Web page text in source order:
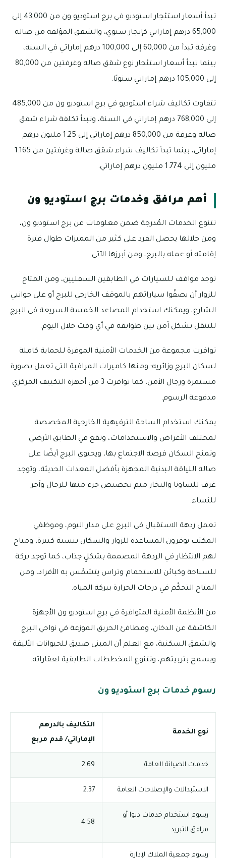
تبدأ أسعار استئجار استوديو في برج استوديو ون من 43,000 إلى
65,000 درهم إماراتي كإيجار سنوي، والشقق المؤلفة من صالة
وغرفة تبدأ من 60,000 إلى 100,000 درهم إماراتي في السنة،
بينما تبدأ أسعار استئجار نوع شقق صالة وغرفتين من 80,000
إلى 105,000 درهم إماراتي سنويًا.
تتفاوت تكاليف شراء استوديو في برج استوديو ون من 485,000
إلى 768,000 درهم إماراتي في السنة، وتبدأ تكلفة شراء شقق
صالة وغرفة من 850,000 درهم إماراتي إلى 1.25 مليون درهم
إماراتي، بينما تبدأ تكاليف شراء شقق صالة وغرفتين من 1.165
مليون إلى 1.774 مليون درهم إماراتي.
أهم مرافق وخدمات برج استوديو ون
تتنوع الخدمات المُدرجة ضمن معلومات عن برج استوديو ون،
ومن خلالها يحصل الفرد على كثير من المميزات طوال فترة
إقامته أو عمله بالبرج، ومن أبرزها الآتي:
توجد مواقف للسيارات في الطابقين السفليين، ومن المتاح
للزوار أن يصفّوا سياراتهم بالموقف الخارجي للبرج أو على جوانبي
الشارع، ويمكنك استخدام المصاعد الخمسة السريعة في البرج
للتنقل بشكل آمن بين طوابقه في أي وقت خلال اليوم.
توافرت مجموعة من الخدمات الأمنية الموفرة للحماية كاملة
لسكان البرج وزائريه؛ ومنها كاميرات المراقبة التي تعمل بصورة
مستمرة ورجال الأمن، كما توافرت 3 من أجهزة التكييف المركزي
مدفوعة الرسوم.
يمكنك استخدام الساحة الترفيهية الخارجية المخصصة
لمختلف الأغراض والاستخدامات، وتقع في الطابق الأرضي
وتمنح السكان فرصة الاجتماع بها، ويحتوي البرج أيضًا على
صالة اللياقة البدنية المجهزة بأفضل المعدات الحديثة، وتوجد
غرف للساونا والبخار متم تخصيص جزء منها للرجال وآخر
للنساء.
تعمل ردهة الاستقبال في البرج على مدار اليوم، وموظفي
المكتب يوفرون المساعدة للزوار والسكان بنسبة كبيرة، ومتاح
لهم الانتظار في الردهة المصممة بشكلٍ جذاب، كما توجد بركة
للسباحة وكبائن للاستحمام وتراس يتشمّس به الأفراد، ومن
المتاح التحكّم في درجات الحرارة ببركة المياه.
من الأنظمة الأمنية المتوافرة في برج استوديو ون الأجهزة
الكاشفة عن الدخان، ومطافئ الحريق الموزعة في نواحي البرج
والشقق السكنية، مع العلم أن المبنى صديق للحيوانات الأليفة
ويسمح بتربيتهم، وتتنوع المخططات الطابقية لعقاراته.
رسوم خدمات برج استوديو ون
نوع الخدمة
التكاليف بالدرهم
الإماراتي/ قدم مربع
خدمات الصيانة العامة 2.69
الاستبدالات والإصلاحات العامة 2.37
رسوم استخدام خدمات ديوا أو
مرافق التبريد
4.58
رسوم جمعية الملاك لإدارة